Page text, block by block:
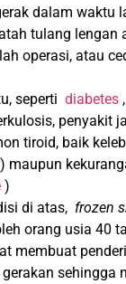
dalam waktu
tulang lengan
operasi, atau
seperti diabetes
penyakit
tiroid, baik
) maupun
)
di atas, frozen
orang usia 40
membuat
sehingga